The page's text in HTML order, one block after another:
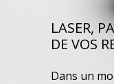
LASER,
DE VOS
Dans un